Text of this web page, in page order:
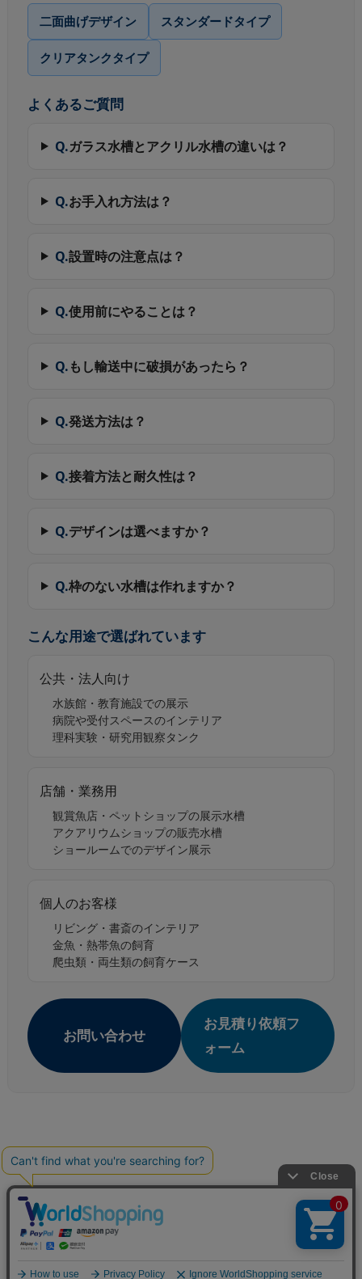
二面曲げデザイン スタンダードタイプ
クリアタンクタイプ
よくあるご質問
Q.ガラス水槽とアクリル水槽の違いは？
Q.お手入れ方法は？
Q.設置時の注意点は？
Q.使用前にやることは？
Q.もし輸送中に破損があったら？
Q.発送方法は？
Q.接着方法と耐久性は？
Q.デザインは選べますか？
Q.枠のない水槽は作れますか？
こんな用途で選ばれています
公共・法人向け
水族館・教育施設での展示
病院や受付スペースのインテリア
理科実験・研究用観察タンク
店舗・業務用
観賞魚店・ペットショップの展示水槽
アクアリウムショップの販売水槽
ショールームでのデザイン展示
個人のお客様
リビング・書斎のインテリア
金魚・熱帯魚の飼育
爬虫類・両生類の飼育ケース
お問い合わせ
お見積り依頼フ
ォーム